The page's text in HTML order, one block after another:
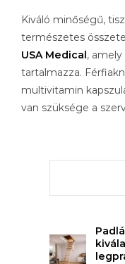
Kiváló minőségű,
természetes
USA Medical ,
tartalmazza.
multivitamin
van szüksége a